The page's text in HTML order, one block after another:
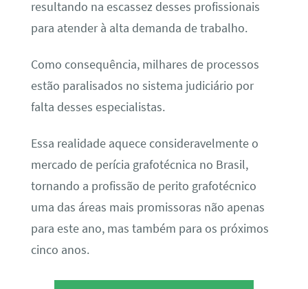
resultando na escassez desses profissionais
para atender à alta demanda de trabalho.
Como consequência, milhares de processos
estão paralisados no sistema judiciário por
falta desses especialistas.
Essa realidade aquece consideravelmente o
mercado de perícia grafotécnica no Brasil,
tornando a profissão de perito grafotécnico
uma das áreas mais promissoras não apenas
para este ano, mas também para os próximos
cinco anos.